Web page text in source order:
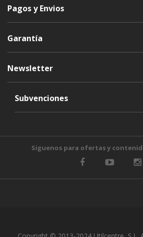
Pagos y Envios
Garantía
Newsletter
Subvenciones
Siguenos para ofertas y